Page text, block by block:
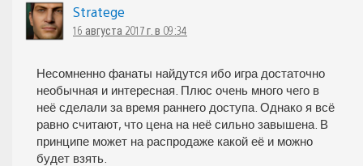
Stratege
16 августа 2017 г. в 09:34
Несомненно фанаты найдутся ибо игра достаточно
необычная и интересная. Плюс очень много чего в
неё сделали за время раннего доступа. Однако я всё
равно считают, что цена на неё сильно завышена. В
принципе может на распродаже какой её и можно
будет взять.